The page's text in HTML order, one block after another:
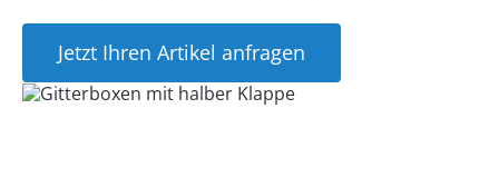
Jetzt Ihren Artikel anfragen